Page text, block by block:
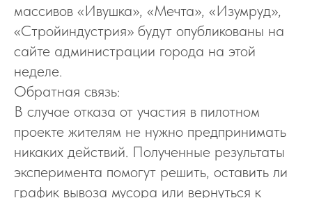
массивов «Ивушка», «Мечта», «Изумруд»,
«Стройиндустрия» будут опубликованы на
сайте администрации города на этой
неделе.
Обратная связь:
В случае отказа от участия в пилотном
проекте жителям не нужно предпринимать
никаких действий. Полученные результаты
эксперимента помогут решить, оставить ли
график вывоза мусора или вернуться к